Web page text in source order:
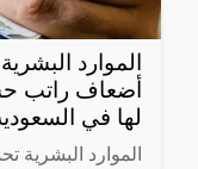
الموارد
أضعاف راتب
لها في
الموارد